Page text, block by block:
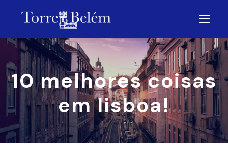
10 melhores coisas
em lisboa!